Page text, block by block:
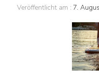
Veröffentlicht am : 7.